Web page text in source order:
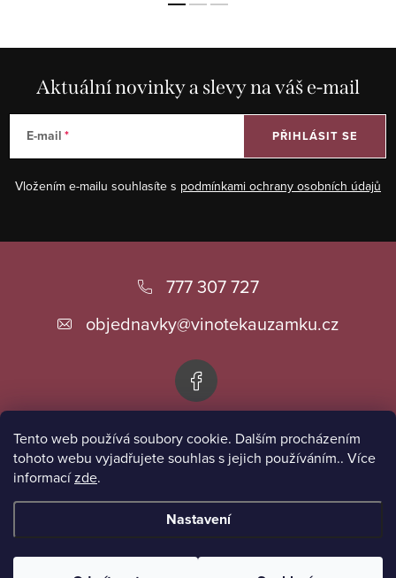
Tento web používá soubory cookie. Dalším procházením
tohoto webu vyjadřujete souhlas s jejich používáním.. Více
informacízde.
Nastavení
Aktuální novinky a slevy na váš e-mail
E-mail
Vložením e-mailu souhlasíte s podmínkami ochrany osobních údajů
PŘIHLÁSIT SE
777 307 727
objednavky@vinotekauzamku.cz
Informace pro vás
Přijímáme online platby
Copyright 2026Vinotéka u zámku. Všechna práva vyhrazena.